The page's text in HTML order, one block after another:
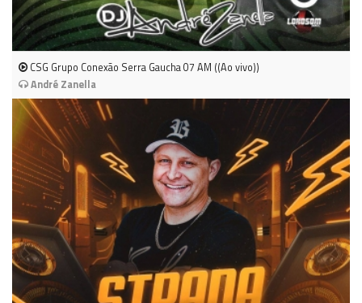
CSG Grupo Conexão Serra Gaucha 07 AM ((Ao vivo))
André Zanella